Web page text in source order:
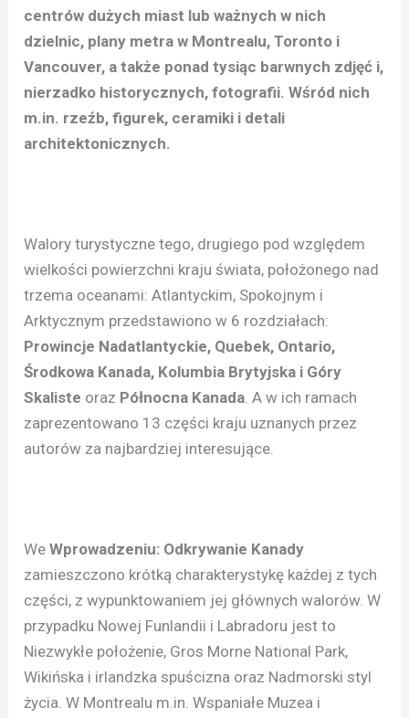
centrów dużych miast lub ważnych w nich
dzielnic, plany metra w Montrealu, Toronto i
Vancouver, a także ponad tysiąc barwnych zdjęć i,
nierzadko historycznych, fotografii. Wśród nich
m.in. rzeźb, figurek, ceramiki i detali
architektonicznych.
Walory turystyczne tego, drugiego pod względem
wielkości powierzchni kraju świata, położonego nad
trzema oceanami: Atlantyckim, Spokojnym i
Arktycznym przedstawiono w 6 rozdziałach:
Prowincje Nadatlantyckie, Quebek, Ontario,
Środkowa Kanada, Kolumbia Brytyjska i Góry
Skaliste oraz Północna Kanada . A w ich ramach
zaprezentowano 13 części kraju uznanych przez
autorów za najbardziej interesujące.
WeWprowadzeniu: Odkrywanie Kanady
zamieszczono krótką charakterystykę każdej z tych
części, z wypunktowaniem jej głównych walorów. W
przypadku Nowej Funlandii i Labradoru jest to
Niezwykłe położenie, Gros Morne National Park,
Wikińska i irlandzka spuścizna oraz Nadmorski styl
życia. W Montrealu m.in. Wspaniałe Muzea i